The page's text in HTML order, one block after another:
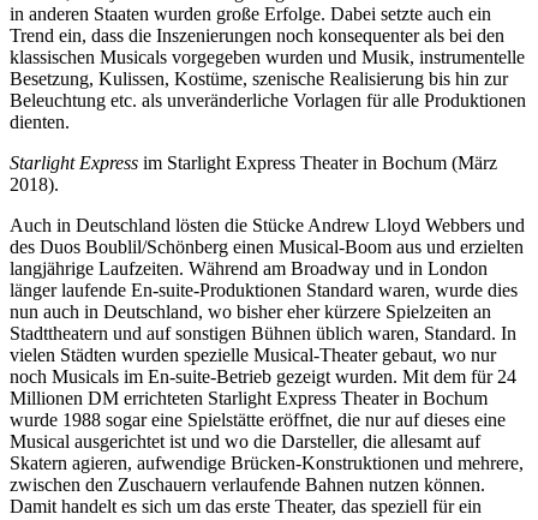
in anderen Staaten wurden große Erfolge. Dabei setzte auch ein
Trend ein, dass die Inszenierungen noch konsequenter als bei den
klassischen Musicals vorgegeben wurden und Musik, instrumentelle
Besetzung, Kulissen, Kostüme, szenische Realisierung bis hin zur
Beleuchtung etc. als unveränderliche Vorlagen für alle Produktionen
dienten.
Starlight Express im Starlight Express Theater in Bochum (März
2018).
Auch in Deutschland lösten die Stücke Andrew Lloyd Webbers und
des Duos Boublil/Schönberg einen Musical-Boom aus und erzielten
langjährige Laufzeiten. Während am Broadway und in London
länger laufende En-suite-Produktionen Standard waren, wurde dies
nun auch in Deutschland, wo bisher eher kürzere Spielzeiten an
Stadttheatern und auf sonstigen Bühnen üblich waren, Standard. In
vielen Städten wurden spezielle Musical-Theater gebaut, wo nur
noch Musicals im En-suite-Betrieb gezeigt wurden. Mit dem für 24
Millionen DM errichteten Starlight Express Theater in Bochum
wurde 1988 sogar eine Spielstätte eröffnet, die nur auf dieses eine
Musical ausgerichtet ist und wo die Darsteller, die allesamt auf
Skatern agieren, aufwendige Brücken-Konstruktionen und mehrere,
zwischen den Zuschauern verlaufende Bahnen nutzen können.
Damit handelt es sich um das erste Theater, das speziell für ein